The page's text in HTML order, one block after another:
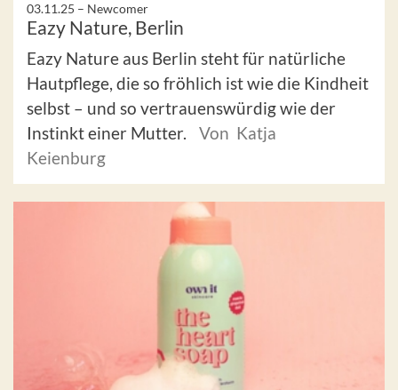
03.11.25 – Newcomer
Eazy Nature, Berlin
Eazy Nature aus Berlin steht für natürliche
Hautpflege, die so fröhlich ist wie die Kindheit
selbst – und so vertrauenswürdig wie der
Instinkt einer Mutter.
Von Katja
Keienburg